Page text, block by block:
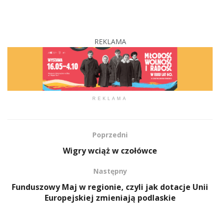
REKLAMA
REKLAMA
Poprzedni
Wigry wciąż w czołówce
Następny
Funduszowy Maj w regionie, czyli jak dotacje Unii
Europejskiej zmieniają podlaskie